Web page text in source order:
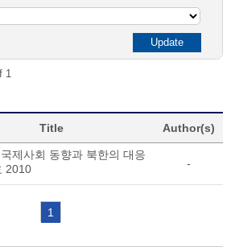
1
Title Author(s)
제사회 동향과 북한의 대응
2010
-
1